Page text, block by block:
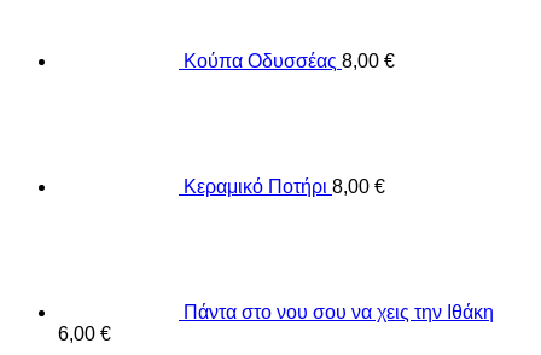
Κούπα Οδυσσέας 8,00 €
Κεραμικό Ποτήρι 8,00 €
Πάντα στο νου σου να χεις την Ιθάκη
6,00 €